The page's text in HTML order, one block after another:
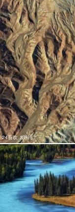
24喜欢 8评论